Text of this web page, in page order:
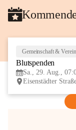
Gemeinschaft &
Blutspenden
Sa., 29. Aug.,